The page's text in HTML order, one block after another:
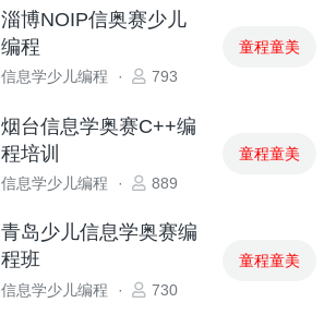
淄博NOIP信奥赛少儿
编程
信息学少儿编程 · 793
童程童美
烟台信息学奥赛C++编
程培训
信息学少儿编程 · 889
童程童美
青岛少儿信息学奥赛编
程班
信息学少儿编程 · 730
童程童美